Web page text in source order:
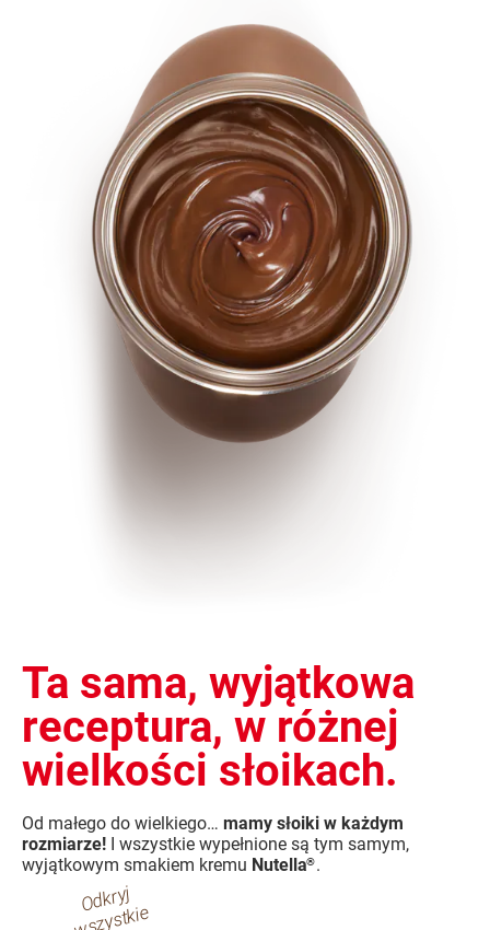
Ta sama, wyjątkowa
receptura, w różnej
wielkości słoikach.
Od małego do wielkiego… mamy słoiki w każdym
rozmiarze! I wszystkie wypełnione są tym samym,
wyjątkowym smakiem kremu Nutella®.
O
d
kr
yj
w
s
z
y
st
ki
e
f
or
m
at